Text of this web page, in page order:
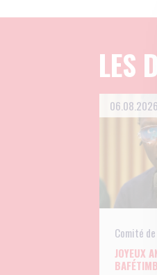
LES
06.08.2026
Comité
JOYEUX